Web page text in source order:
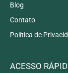
Blog
Contato
Política de
ACESSO